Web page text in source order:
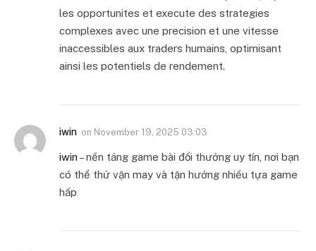
les opportunites et execute des strategies
complexes avec une precision et une vitesse
inaccessibles aux traders humains, optimisant
ainsi les potentiels de rendement.
iwin on November 19, 2025 03:03
iwin – nền tảng game bài đổi thưởng uy tín, nơi bạn
có thể thử vận may và tận hưởng nhiều tựa game
hấp